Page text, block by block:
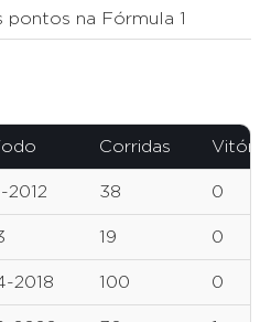
na Fórmula 1
Corridas
2012 38 0
19 0
2018 100 0